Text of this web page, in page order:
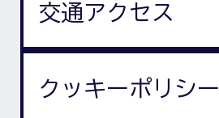
交通アクセス
クッキーポリシー